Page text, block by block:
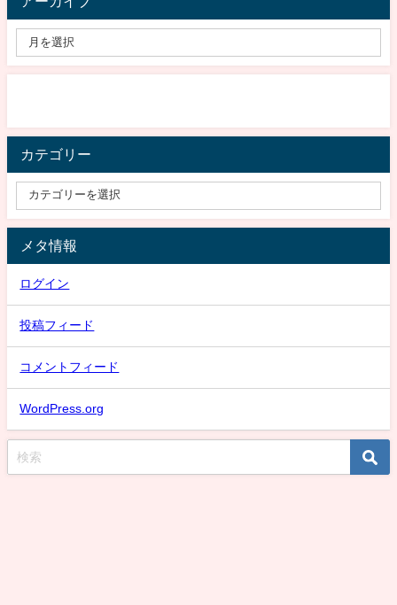
カテゴリー
メタ情報
ログイン
投稿フィード
コメントフィード
WordPress.org